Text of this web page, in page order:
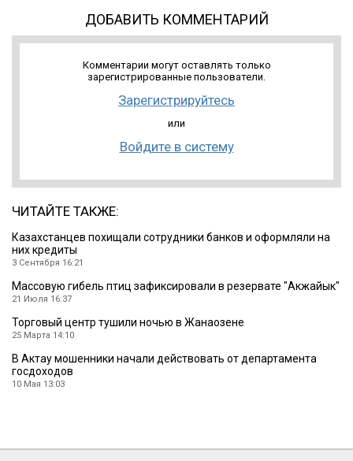
ДОБАВИТЬ КОММЕНТАРИЙ
Комментарии могут оставлять только
зарегистрированные пользователи.
Зарегистрируйтесь
или
Войдите в систему
ЧИТАЙТЕ ТАКЖЕ:
Казахстанцев похищали сотрудники банков и оформляли на
них кредиты
3 Сентября 16:21
Массовую гибель птиц зафиксировали в резервате ″Акжайык″
21 Июля 16:37
Торговый центр тушили ночью в Жанаозене
25 Марта 14:10
В Актау мошенники начали действовать от департамента
госдоходов
10 Мая 13:03